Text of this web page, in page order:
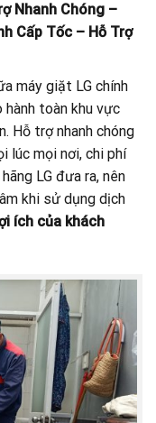
Nhanh Chóng –
Cấp Tốc – Hỗ Trợ
máy giặt LG chính
toàn khu vực
Hỗ trợ nhanh chóng
lúc mọi nơi, chi phí
LG đưa ra, nên
khi sử dụng dịch
ích của khách